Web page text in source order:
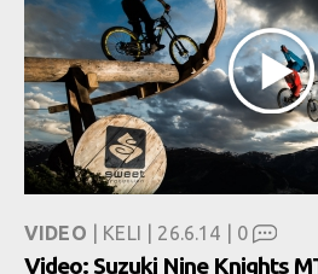
VIDEO | KELI | 26.6.14 | 0
Video: Suzuki Nine Knights